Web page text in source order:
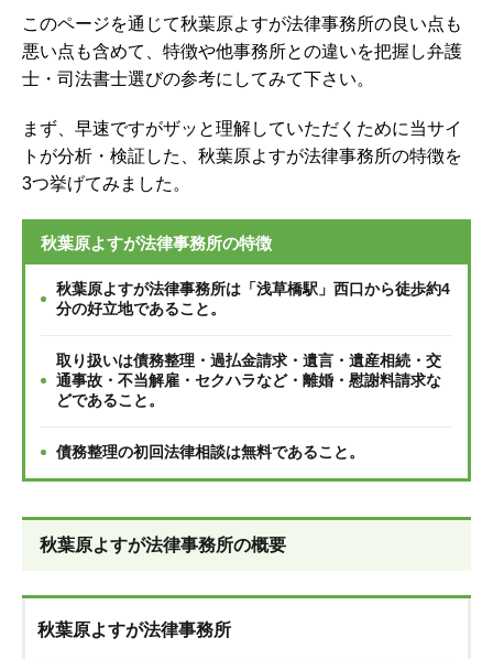
このページを通じて秋葉原よすが法律事務所の良い点も
悪い点も含めて、特徴や他事務所との違いを把握し弁護
士・司法書士選びの参考にしてみて下さい。
まず、早速ですがザッと理解していただくために当サイ
トが分析・検証した、秋葉原よすが法律事務所の特徴を
3つ挙げてみました。
秋葉原よすが法律事務所の特徴
秋葉原よすが法律事務所は「浅草橋駅」西口から徒歩約4
分の好立地であること。
取り扱いは債務整理・過払金請求・遺言・遺産相続・交
通事故・不当解雇・セクハラなど・離婚・慰謝料請求な
どであること。
債務整理の初回法律相談は無料であること。
秋葉原よすが法律事務所の概要
秋葉原よすが法律事務所